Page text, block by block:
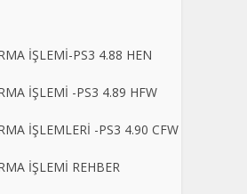
İŞLEMİ-PS3 4.88 HEN
İŞLEMİ -PS3 4.89 HFW
İŞLEMLERİ -PS3 4.90 CFW
İŞLEMİ REHBER